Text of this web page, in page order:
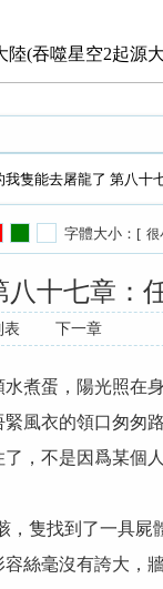
陸(吞噬星空2起源
我隻能去屠龍了 第八十
字體大小：[ 很
十七章：
表 下一章
煮蛋，陽光照在
風衣的領口匆匆
，不是因爲某個
隻找到了一具屍
絲毫沒有誇大，